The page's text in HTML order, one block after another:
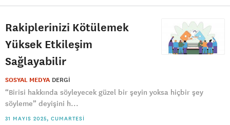
Rakiplerinizi Kötülemek
Yüksek Etkileşim
Sağlayabilir
SOSYAL MEDYA DERGI
“Birisi hakkında söyleyecek güzel bir şeyin yoksa hiçbir şey
söyleme” deyişini h...
31 MAYIS 2025, CUMARTESI